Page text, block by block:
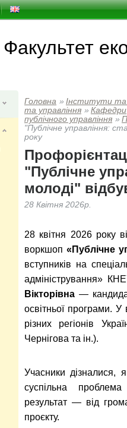
Факультет
Головна » Інститути
та управлiння » Кафедри
публічного управління »
"Публічне управління:
року
"Публічне
молоді"
28 Квітня 2026р.
28 квітня 2026 року
воркшоп «Публічне
вступників на
адміністрування»
Вікторівна —
освітньої програми. У
різних регіонів
Чернігова та ін.).
Учасники
суспільна
результат — від
проєкту.